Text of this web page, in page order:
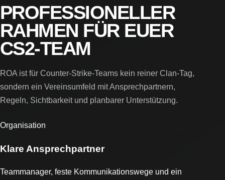
PROFESSIONELLER
RAHMEN FÜR EUER
CS2-TEAM
ROA ist für Counter-Strike-Teams kein reiner Clan-Tag,
sondern ein Vereinsumfeld mit Ansprechpartnern,
Regeln, Sichtbarkeit und planbarer Unterstützung.
Organisation
Klare Ansprechpartner
Teammanager, feste Kommunikationswege und ein